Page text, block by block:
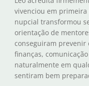
vivenciou em primeira
nupcial transformou
orientação de
conseguiram prevenir
finanças,
naturalmente em
sentiram bem